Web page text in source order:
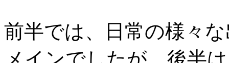
前半では、日常の様々
メインでしたが、後半